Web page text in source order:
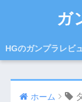
ガ
HGのガンプラレビ
ホーム